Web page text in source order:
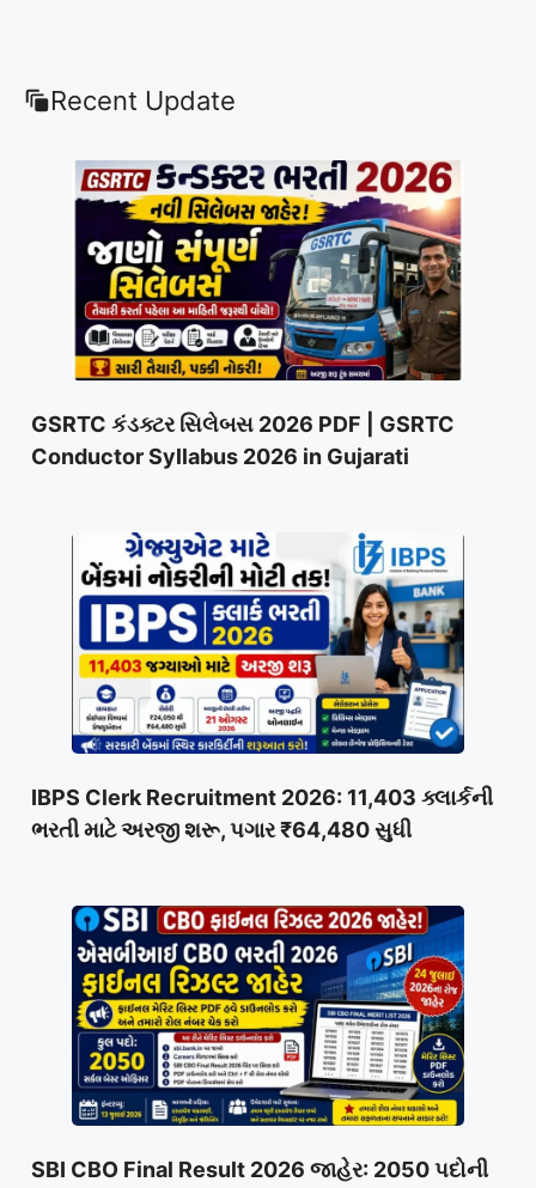
Recent Update
GSRTC કંડક્ટર સિલેબસ 2026 PDF | GSRTC
Conductor Syllabus 2026 in Gujarati
IBPS Clerk Recruitment 2026: 11,403 ક્લાર્કની
ભરતી માટે અરજી શરૂ, પગાર ₹64,480 સુધી
SBI CBO Final Result 2026 જાહેર: 2050 પદોની